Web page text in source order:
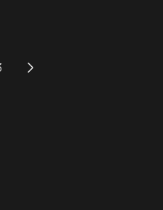
して蒙恬と王賁を抜擢する。一方函
谷関では、魏軍総大将・呉鳳明が持